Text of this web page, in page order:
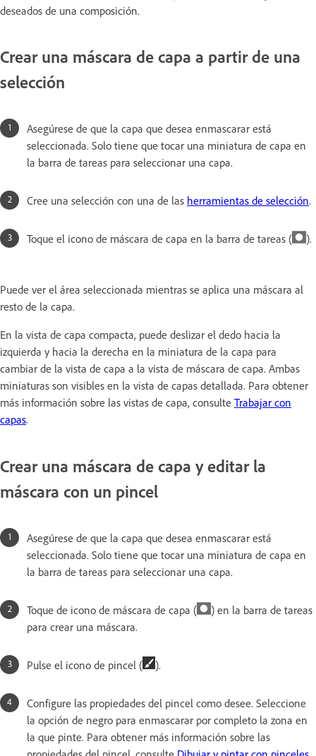
deseados de una composición.
Crear una máscara de capa a partir de una
selección
Asegúrese de que la capa que desea enmascarar está
seleccionada. Solo tiene que tocar una miniatura de capa en
la barra de tareas para seleccionar una capa.
Cree una selección con una de las herramientas de selección.
Toque el icono de máscara de capa en la barra de tareas ( ).
Puede ver el área seleccionada mientras se aplica una máscara al
resto de la capa.
En la vista de capa compacta, puede deslizar el dedo hacia la
izquierda y hacia la derecha en la miniatura de la capa para
cambiar de la vista de capa a la vista de máscara de capa. Ambas
miniaturas son visibles en la vista de capas detallada. Para obtener
más información sobre las vistas de capa, consulte Trabajar con
capas.
Crear una máscara de capa y editar la
máscara con un pincel
Asegúrese de que la capa que desea enmascarar está
seleccionada. Solo tiene que tocar una miniatura de capa en
la barra de tareas para seleccionar una capa.
Toque de icono de máscara de capa (
) en la barra de tareas
para crear una máscara.
Pulse el icono de pincel ( ).
Configure las propiedades del pincel como desee. Seleccione
la opción de negro para enmascarar por completo la zona en
la que pinte. Para obtener más información sobre las